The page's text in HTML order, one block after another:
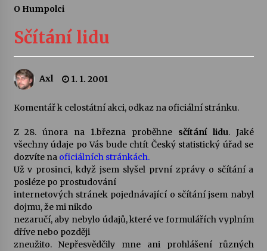
Sukuba Ensemble
4. 8. 2026
Vernisáž výstavy Josefíny Duškové: Stávám se
kapkou
Veselí muzikanti
30. 7. 2026
Pozvánka na integrační festival Quijotova
šedesátka: 28. 7.–1. 8. 2026
28. 7. 2026
Letní koncerty ve Stromovce: Kolchoz a
Jenakaši
O Humpolci
Sčítání lidu
Axl 1. 1. 2001
Komentář k celostátní akci, odkaz na oficiální stránku.
Z 28. února na 1.března proběhne sčítání lidu. Jaké
všechny údaje po Vás bude chtít Český statistický úřad se
dozvíte na oficiálních stránkách.
Už v prosinci, když jsem slyšel první zprávy o sčítání a
posléze po prostudování
internetových stránek pojednávající o sčítání jsem nabyl
dojmu, že mi nikdo
nezaručí, aby nebylo údajů, které ve formulářích vyplním
dříve nebo později
zneužito. Nepřesvědčily mne ani prohlášení různých